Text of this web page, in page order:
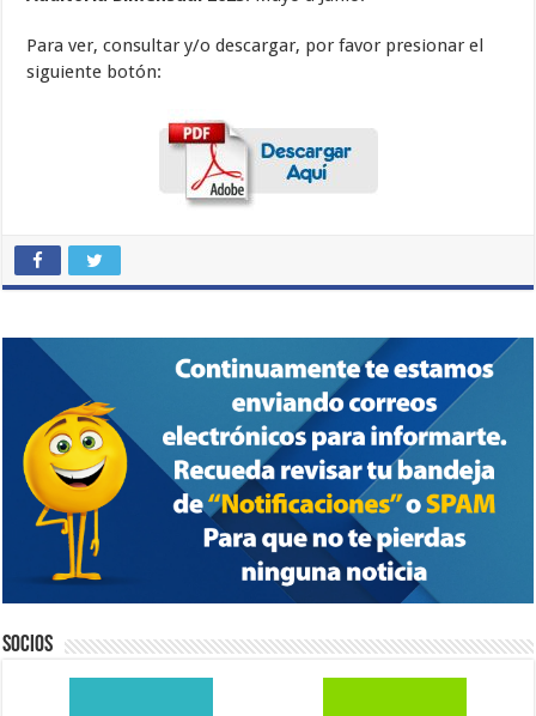
Para ver, consultar y/o descargar, por favor presionar el
siguiente botón:
Socios